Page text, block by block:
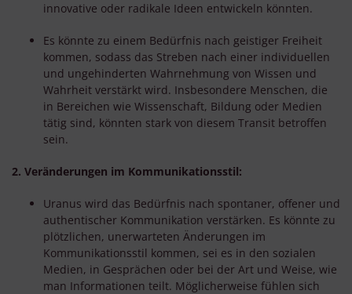
innovative oder radikale Ideen entwickeln könnten.
Es könnte zu einem Bedürfnis nach geistiger Freiheit
kommen, sodass das Streben nach einer individuellen
und ungehinderten Wahrnehmung von Wissen und
Wahrheit verstärkt wird. Insbesondere Menschen, die
in Bereichen wie Wissenschaft, Bildung oder Medien
tätig sind, könnten stark von diesem Transit betroffen
sein.
2. Veränderungen im Kommunikationsstil:
Uranus wird das Bedürfnis nach spontaner, offener und
authentischer Kommunikation verstärken. Es könnte zu
plötzlichen, unerwarteten Änderungen im
Kommunikationsstil kommen, sei es in den sozialen
Medien, in Gesprächen oder bei der Art und Weise, wie
man Informationen teilt. Möglicherweise fühlen sich